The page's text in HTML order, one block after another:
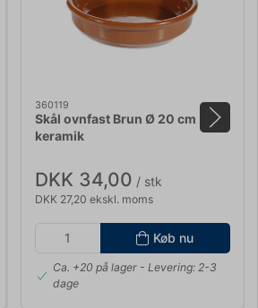
360119
Skål ovnfast Brun Ø 20 cm
keramik
DKK 34,00 / stk
DKK 27,20 ekskl. moms
Køb nu
Ca. +20 på lager- Levering: 2-3
dage